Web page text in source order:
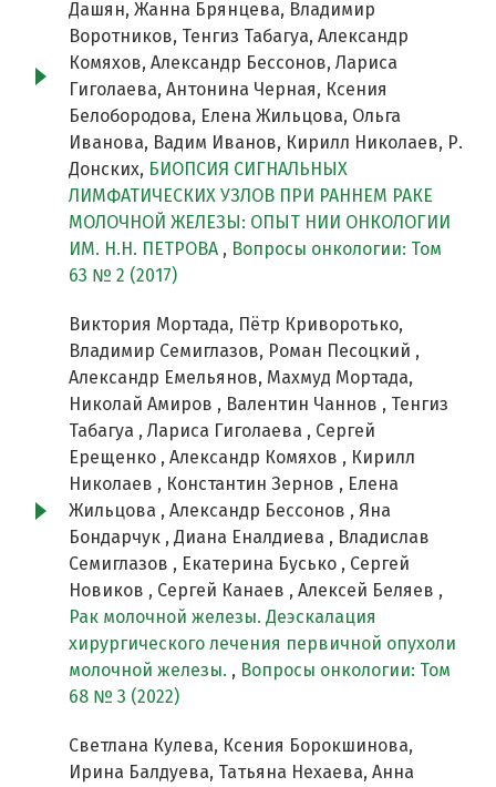
Дашян, Жанна Брянцева, Владимир
Воротников, Тенгиз Табагуа, Александр
Комяхов, Александр Бессонов, Лариса
Гиголаева, Антонина Черная, Ксения
Белобородова, Елена Жильцова, Ольга
Иванова, Вадим Иванов, Кирилл Николаев, Р.
Донских, БИОПСИЯ СИГНАЛЬНЫХ
ЛИМФАТИЧЕСКИХ УЗЛОВ ПРИ РАННЕМ РАКЕ
МОЛОЧНОЙ ЖЕЛЕЗЫ: ОПЫТ НИИ ОНКОЛОГИИ
ИМ. Н.Н. ПЕТРОВА , Вопросы онкологии: Том
63 № 2 (2017)
Виктория Мортада, Пётр Криворотько,
Владимир Семиглазов, Роман Песоцкий ,
Александр Емельянов, Махмуд Мортада,
Николай Амиров , Валентин Чаннов , Тенгиз
Табагуа , Лариса Гиголаева , Сергей
Ерещенко , Александр Комяхов , Кирилл
Николаев , Константин Зернов , Елена
Жильцова , Александр Бессонов , Яна
Бондарчук , Диана Еналдиева , Владислав
Семиглазов , Екатерина Бусько , Сергей
Новиков , Сергей Канаев , Алексей Беляев ,
Рак молочной железы. Деэскалация
хирургического лечения первичной опухоли
молочной железы. , Вопросы онкологии: Том
68 № 3 (2022)
Светлана Кулева, Ксения Борокшинова,
Ирина Балдуева, Татьяна Нехаева, Анна